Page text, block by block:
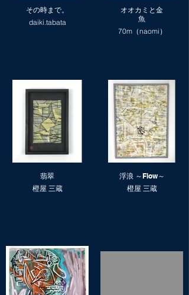
その時まで。
daiki.tabata
オオカミと金
魚
70m（naomi）
翡翠
橙屋 三蔵
浮浪 ～Flow～
橙屋 三蔵